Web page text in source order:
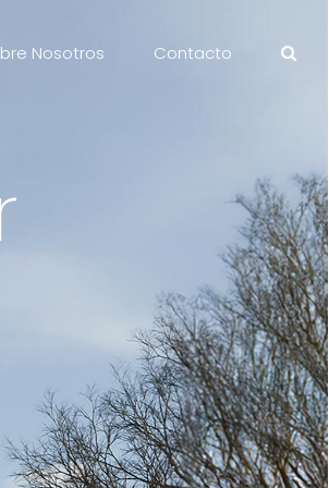
Nosotros Contacto